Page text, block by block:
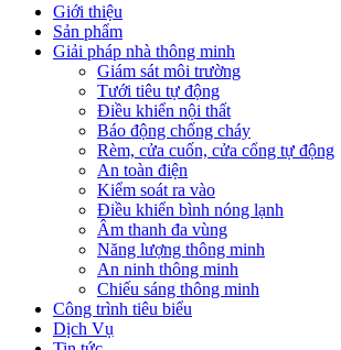
Giới thiệu
Sản phẩm
Giải pháp nhà thông minh
Giám sát môi trường
Tưới tiêu tự động
Điều khiển nội thất
Báo động chống cháy
Rèm, cửa cuốn, cửa cổng tự động
An toàn điện
Kiểm soát ra vào
Điều khiển bình nóng lạnh
Âm thanh đa vùng
Năng lượng thông minh
An ninh thông minh
Chiếu sáng thông minh
Công trình tiêu biểu
Dịch Vụ